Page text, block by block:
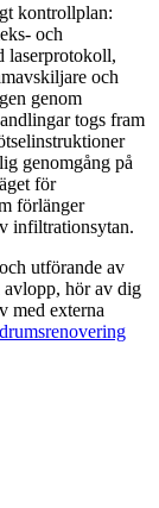
kontrollplan:
och
laserprotokoll,
och
genom
togs fram
genomgång på
för
förlänger
infiltrationsytan.
utförande av
hör av dig
med externa